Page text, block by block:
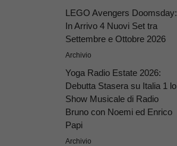
LEGO Avengers Doomsday:
In Arrivo 4 Nuovi Set tra
Settembre e Ottobre 2026
Archivio
Yoga Radio Estate 2026:
Debutta Stasera su Italia 1 lo
Show Musicale di Radio
Bruno con Noemi ed Enrico
Papi
Archivio